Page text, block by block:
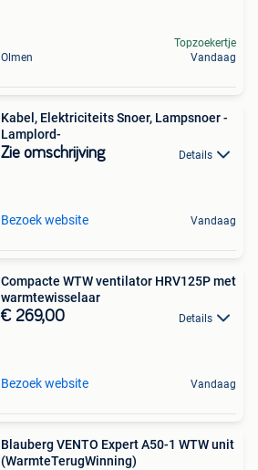
Olmen
Topzoekertje
Vandaag
Kabel, Elektriciteits Snoer, Lampsnoer -
Lamplord-
Zie omschrijving Details
Bezoek website Vandaag
Compacte WTW ventilator HRV125P met
warmtewisselaar
€ 269,00 Details
Bezoek website Vandaag
Blauberg VENTO Expert A50-1 WTW unit
(WarmteTerugWinning)